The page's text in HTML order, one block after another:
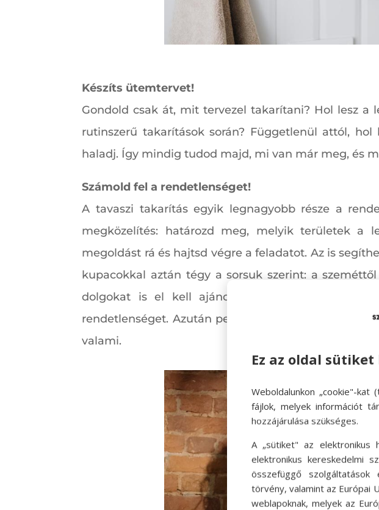
Készíts ütemtervet!
Gondold csak át, mit tervezel takarítani? Hol lesz
rutinszerű takarítások során? Függetlenül attól,
haladj. Így mindig tudod majd, mi van már meg, és
Számold fel a rendetlenséget!
A tavaszi takarítás egyik legnagyobb része a
megközelítés: határozd meg, melyik területek a
megoldást rá és hajtsd végre a feladatot. Az is
kupacokkal aztán tégy a sorsuk szerint: a
dolgokat is el kell ajándékozni. Már ez az
rendetlenséget. Azután persze az üzletközpontban
valami.
Ez az oldal sütiket
Weboldalunkon „cookie"-kat
fájlok, melyek információt
hozzájárulása szükséges.
A „sütiket" az elektronikus
elektronikus kereskedelmi
összefüggő
törvény, valamint az Európai
weblapoknak, melyek az